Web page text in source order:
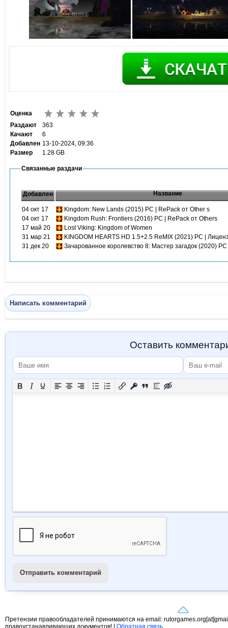
Оценка
Раздают
363
Качают
6
Добавлен 13-10-2024, 09:36
Размер
1.28 GB
Связанные раздачи
Добавлен Название
04 окт 17
Kingdom: New Lands (2015) PC | RePack от Other s
04 окт 17
Kingdom Rush: Frontiers (2016) PC | RePack от Others
17 май 20
Lost Viking: Kingdom of Women
31 мар 21
KINGDOM HEARTS HD 1.5+2.5 ReMIX (2021) PC |
31 дек 20
Зачарованное королевство 8: Мастер загадок (2020) PC
Написать комментарий
Оставить
Отправить комментарий
Претензии правообладателей принимаются на email:
правоустанавливающих документов! |
Обратная связь